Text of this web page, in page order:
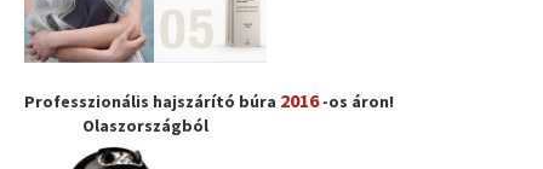
Professzionális hajszárító búra 2016-os áron!
Olaszországból